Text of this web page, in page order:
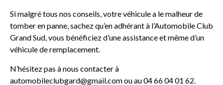
Si malgré tous nos conseils, votre véhicule a le malheur de
tomber en panne, sachez qu’en adhérant à l’Automobile Club
Grand Sud, vous bénéficiez d’une assistance et même d’un
véhicule de remplacement.
N’hésitez pas à nous contacter à
automobileclubgard@gmail.com ou au 04 66 04 01 62.